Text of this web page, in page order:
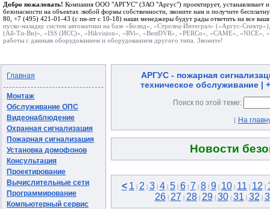
Добро пожаловать! Компания ООО "АРГУС" (ЗАО "Аргус") проектирует, устанавливает и
безопасности на объектах любой формы собственности, звоните нам и получите
80, +7 (495) 421-01-43 (с пн-пт с 10-18) наши менеджеры будут рады ответить на все
пуско-наладку систем автоматики на базе «Болид», «Стрелец-Интеграл» («Аргус-
(Ай-Ти-Ви)», «ISS (ИСС)», «Hikvision», «RVi», «BestDVR», «PERCo», «CAME», «NICE»,
работы с данным оборудованием и оборудованием другого типа. Звоните!
Главная
Монтаж
Обслуживание ОПС
Видеонаблюдение
Охранная сигнализация
Пожарная сигнализация
Установка домофонов
Консультация
Проектирование
Вычислительные сети
Программирование
Компьютерный сервис
АРГУС - пожарная
техническое обслуживание |
Поиск по этой теме:
[ На
Новости
< 1 | 2 | 3| 4| 5| 6| 7 | 8| 9| 10| 11 | 12 |
26| 27 | 28| 29| 30| 31 | 32 |